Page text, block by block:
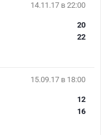
14.11.17 в 22:00
20
22
15.09.17 в 18:00
12
16